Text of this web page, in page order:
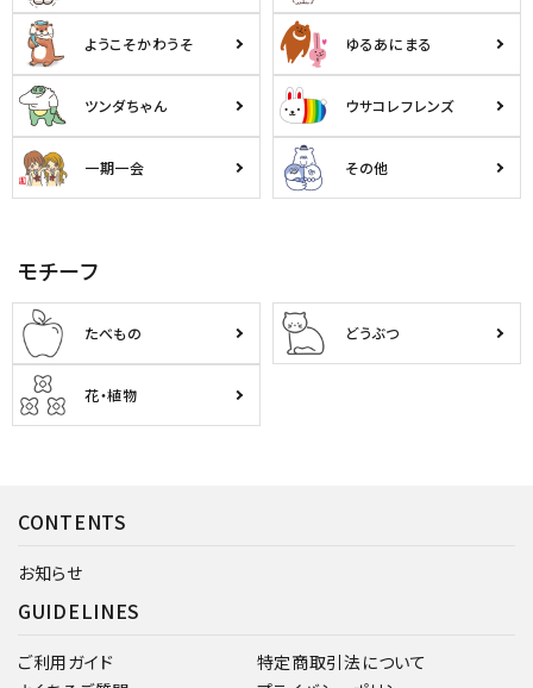
ようこそかわうそ ゆるあにまる
ツンダちゃん ウサコレフレンズ
一期一会 その他
モチーフ
たべもの どうぶつ
花・植物
CONTENTS
お知らせ
GUIDELINES
ご利用ガイド
特定商取引法について